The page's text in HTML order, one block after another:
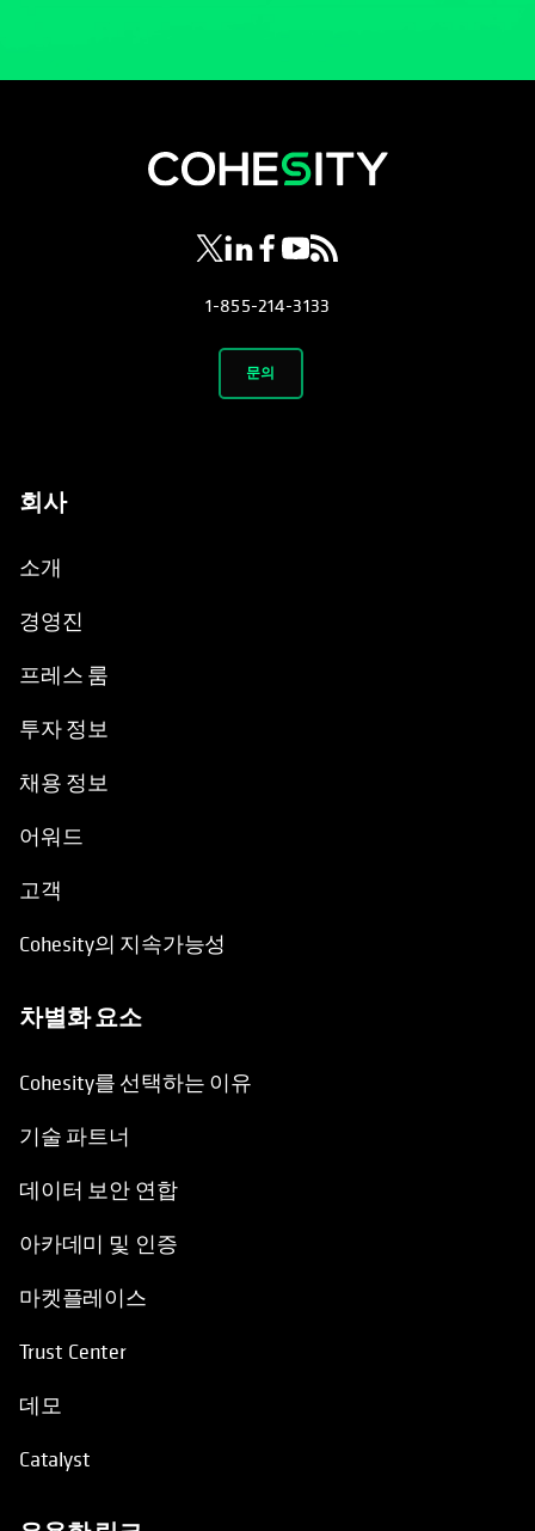
opens in a new tab
opens in a new tab
opens in a new tab
opens in a new tab
opens in a new tab
1-855-214-3133
문의
회사
소개
경영진
프레스 룸
투자 정보
채용 정보
어워드
고객
Cohesity의 지속가능성
차별화 요소
Cohesity를 선택하는 이유
기술 파트너
데이터 보안 연합
아카데미 및 인증
마켓플레이스
Trust Center
데모
Catalyst